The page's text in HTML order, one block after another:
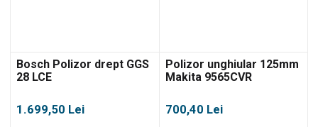
Bosch Polizor drept GGS
28 LCE
1.699,50 Lei
Polizor unghiular 125mm
Makita 9565CVR
700,40 Lei